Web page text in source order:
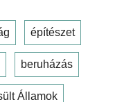
építészet
beruházás
Államok